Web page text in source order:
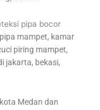
pipa bocor
mampet, kamar
piring mampet,
jakarta, bekasi,
Medan dan